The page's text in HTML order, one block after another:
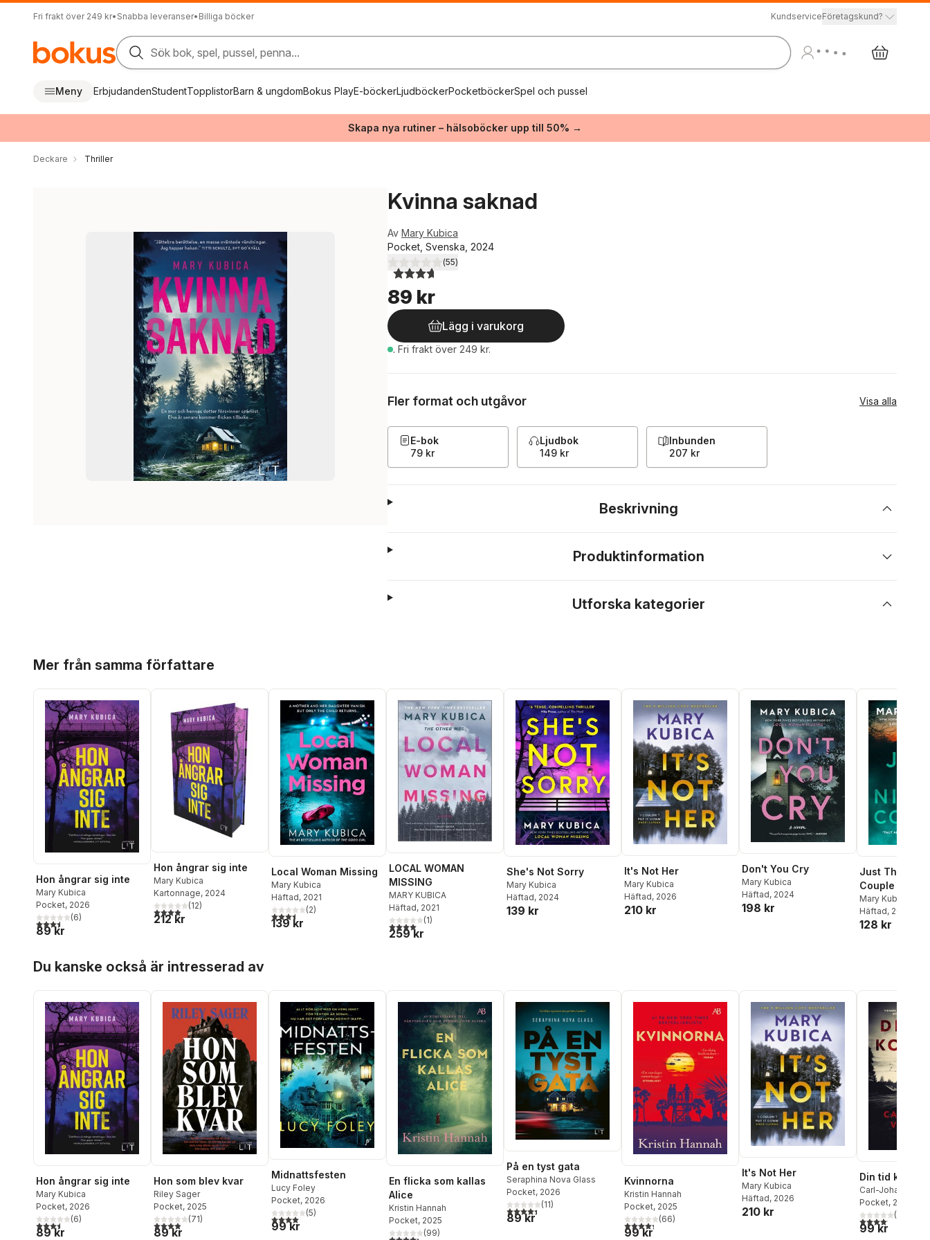
Fri frakt över 249 kr• Snabba leveranser• Billiga böcker KundserviceFöretagskund?
Sök bok, spel, pussel, penna...
Meny ErbjudandenStudentTopplistorBarn & ungdomBokus PlayE-böckerLjudböckerPocketböckerSpel och pussel
Skapa nya rutiner – hälsoböcker upp till 50% →
Deckare Thriller
Kvinna saknad
Av Mary Kubica
Pocket, Svenska, 2024
3,7utav 5 stjärnor. Totalt antal röster:
(55)
89 kr
Lägg i varukorg
. Fri frakt över 249 kr.
Fler format och utgåvor Visa alla
E-bok
79 kr
Ljudbok
149 kr
Inbunden
207 kr
Beskrivning
Produktinformation
Utforska kategorier
Mer från samma författare
Hon ångrar sig inte
Mary Kubica
Pocket, 2026
3,5utav 5 stjärnor. Totalt antal röster:
(6)
89 kr
Hon ångrar sig inte
Mary Kubica
Kartonnage, 2024
3,9utav 5 stjärnor. Totalt antal röster:
(12)
212 kr
Local Woman Missing
Mary Kubica
Häftad, 2021
3,5utav 5 stjärnor. Totalt antal röster:
(2)
139 kr
LOCAL WOMAN
MISSING
MARY KUBICA
Häftad, 2021
4,0utav 5 stjärnor. Totalt antal röster:
(1)
259 kr
She's Not Sorry
Mary Kubica
Häftad, 2024
139 kr
It's Not Her
Mary Kubica
Häftad, 2026
210 kr
Don't You Cry
Mary Kubica
Häftad, 2024
198 kr
Just The
Couple
Mary Kubica
Häftad, 2023
128 kr
Du kanske också är intresserad av
Hon ångrar sig inte
Mary Kubica
Pocket, 2026
3,5utav 5 stjärnor. Totalt antal röster:
(6)
89 kr
Hon som blev kvar
Riley Sager
Pocket, 2025
3,9utav 5 stjärnor. Totalt antal röster:
(71)
89 kr
Midnattsfesten
Lucy Foley
Pocket, 2026
4,0utav 5 stjärnor. Totalt antal röster:
(5)
99 kr
En flicka som kallas
Alice
Kristin Hannah
Pocket, 2025
4,3utav 5 stjärnor. Totalt antal röster:
(99)
På en tyst gata
Seraphina Nova Glass
Pocket, 2026
4,4utav 5 stjärnor. Totalt antal röster:
(11)
89 kr
Kvinnorna
Kristin Hannah
Pocket, 2025
4,3utav 5 stjärnor. Totalt antal röster:
(66)
99 kr
It's Not Her
Mary Kubica
Häftad, 2026
210 kr
Din tid
Carl-Johan
Pocket, 2025
4,1utav 5(
99 kr